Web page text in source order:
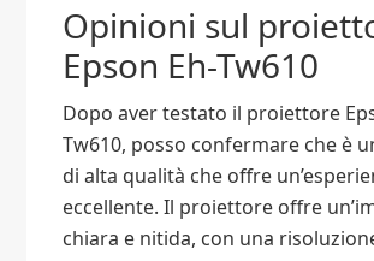
Opinioni sul
Epson Eh-Tw610
Dopo aver testato il proiettore
Tw610, posso confermare che è
di alta qualità che offre
eccellente. Il proiettore offre
chiara e nitida, con una